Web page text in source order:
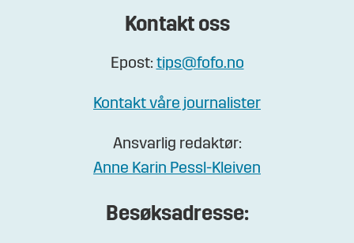
Kontakt oss
Epost: tips@fofo.no
Kontakt våre journalister
Ansvarlig redaktør:
Anne Karin Pessl-Kleiven
Besøksadresse: